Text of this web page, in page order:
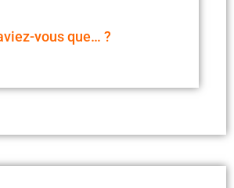
vous que… ?